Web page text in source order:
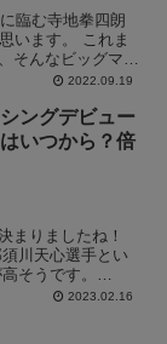
臨む寺地拳四朗
います。 これま
そんなビッグマッ
2022.09.19
ングデビュー
いつから？倍
まりましたね！
川天心選手とい
そうです。
2023.02.16